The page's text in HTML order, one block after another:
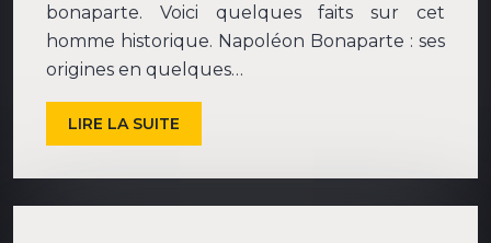
bonaparte. Voici quelques faits sur cet
homme historique. Napoléon Bonaparte : ses
origines en quelques…
LIRE LA SUITE